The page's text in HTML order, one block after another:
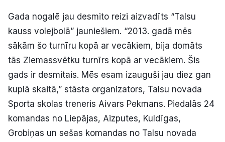
Reklāma
Politiskā reklāma
Par mums
Kontakti
Gada nogalē jau desmito reizi aizvadīts “Talsu
kauss volejbolā” jauniešiem. “2013. gadā mēs
sākām šo turnīru kopā ar vecākiem, bija domāts
tās Ziemassvētku turnīrs kopā ar vecākiem. Šis
gads ir desmitais. Mēs esam izauguši jau diez gan
kuplā skaitā,” stāsta organizators, Talsu novada
Sporta skolas treneris Aivars Pekmans. Piedalās 24
komandas no Liepājas, Aizputes, Kuldīgas,
Grobiņas un sešas komandas no Talsu novada